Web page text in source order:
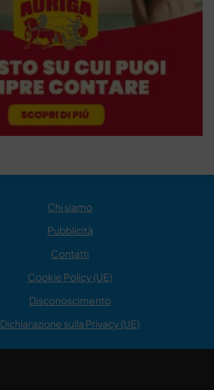
Chi siamo
Pubblicità
Contatti
Cookie Policy (UE)
Disconoscimento
Dichiarazione sulla Privacy (UE)